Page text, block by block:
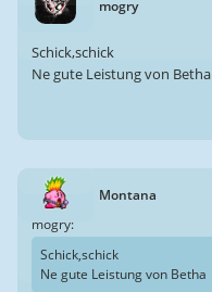
mogry
Schick,schick
Ne gute Leistung von Betha
Montana
mogry:
Schick,schick
Ne gute Leistung von Betha